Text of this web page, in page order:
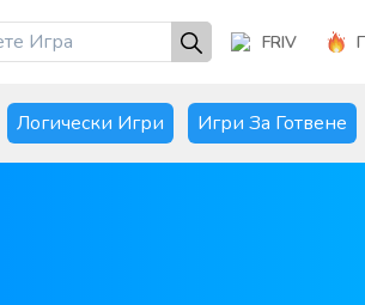
FRIV
Логически Игри Игри За Готвене